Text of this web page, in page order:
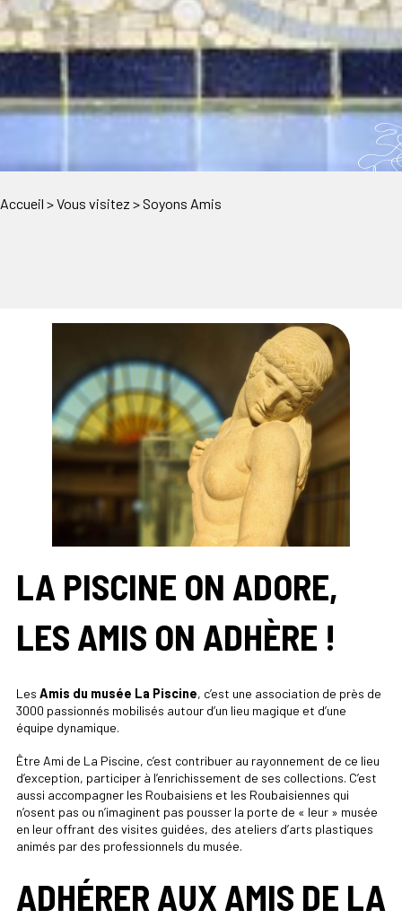
Accueil >Vous visitez >Soyons Amis
LA PISCINE ON ADORE,
LES AMIS ON ADHÈRE !
Les Amis du musée La Piscine, c’est une association de près de
3000 passionnés mobilisés autour d’un lieu magique et d’une
équipe dynamique.
Être Ami de La Piscine, c’est contribuer au rayonnement de ce lieu
d’exception, participer à l’enrichissement de ses collections. C’est
aussi accompagner les Roubaisiens et les Roubaisiennes qui
n’osent pas ou n’imaginent pas pousser la porte de « leur » musée
en leur offrant des visites guidées, des ateliers d’arts plastiques
animés par des professionnels du musée.
ADHÉRER AUX AMIS DE LA